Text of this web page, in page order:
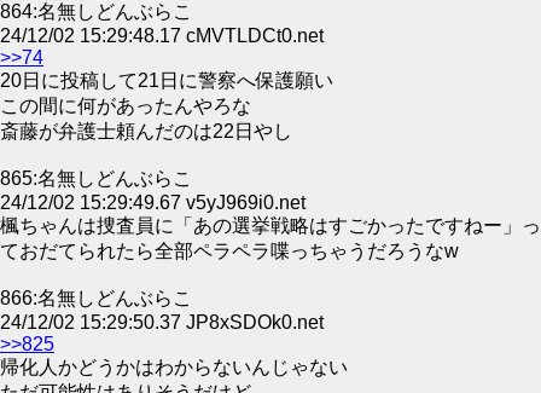
864:名無しどんぶらこ
24/12/02 15:29:48.17 cMVTLDCt0.net
>>74
20日に投稿して21日に警察へ保護願い
この間に何があったんやろな
斎藤が弁護士頼んだのは22日やし
865:名無しどんぶらこ
24/12/02 15:29:49.67 v5yJ969i0.net
楓ちゃんは捜査員に「あの選挙戦略はすごかったですねー」っ
ておだてられたら全部ペラペラ喋っちゃうだろうなw
866:名無しどんぶらこ
24/12/02 15:29:50.37 JP8xSDOk0.net
>>825
帰化人かどうかはわからないんじゃない